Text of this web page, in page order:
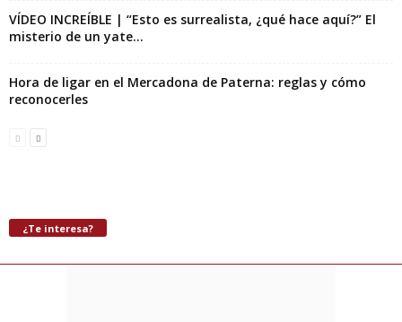
VÍDEO INCREÍBLE | “Esto es surrealista, ¿qué hace aquí?” El
misterio de un yate...
Hora de ligar en el Mercadona de Paterna: reglas y cómo
reconocerles
¿Te interesa?